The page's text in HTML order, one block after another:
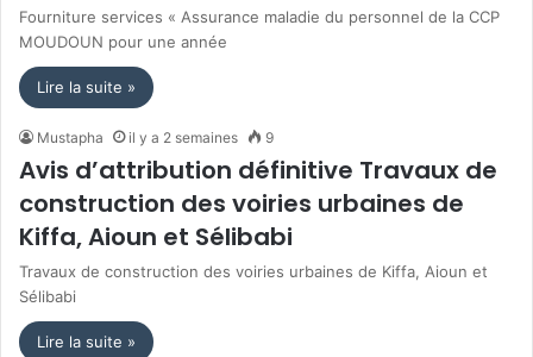
Fourniture services « Assurance maladie du personnel de la CCP
MOUDOUN pour une année
Lire la suite »
Mustapha il y a 2 semaines 9
Avis d’attribution définitive Travaux de
construction des voiries urbaines de
Kiffa, Aioun et Sélibabi
Travaux de construction des voiries urbaines de Kiffa, Aioun et
Sélibabi
Lire la suite »